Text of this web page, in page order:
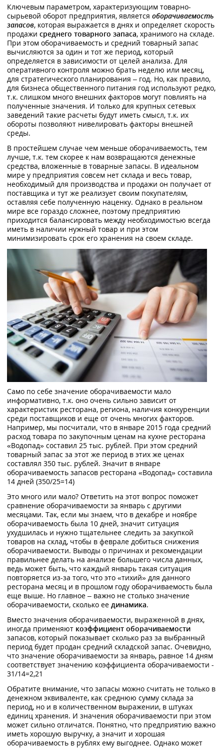
Ключевым параметром, характеризующим товарно-
сырьевой оборот предприятия, является оборачиваемость
запасов, которая выражается в днях и определяет скорость
продажи среднего товарного запаса, хранимого на складе.
При этом оборачиваемость и средний товарный запас
вычисляются за один и тот же период, который
определяется в зависимости от целей анализа. Для
оперативного контроля можно брать неделю или месяц,
для стратегического планирования – год. Но, как правило,
для бизнеса общественного питания год используют редко,
т.к. слишком много внешних факторов могут повлиять на
полученные значения. И только для крупных сетевых
заведений такие расчеты будут иметь смысл, т.к. их
обороты позволяют нивелировать факторы внешней
среды.
В простейшем случае чем меньше оборачиваемость, тем
лучше, т.к. тем скорее к нам возвращаются денежные
средства, вложенные в товарные запасы. В идеальном
мире у предприятия совсем нет склада и весь товар,
необходимый для производства и продажи он получает от
поставщика и тут же реализует своим покупателям,
оставляя себе полученную наценку. Однако в реальном
мире все гораздо сложнее, поэтому предприятию
приходится балансировать между необходимостью всегда
иметь в наличии нужный товар и при этом
минимизировать срок его хранения на своем складе.
Само по себе значение оборачиваемости мало
информативно, т.к. оно очень сильно зависит от
характеристик ресторана, региона, наличия конкуренции
среди поставщиков и еще от очень многих факторов.
Например, мы посчитали, что в январе 2015 года средний
расход товара по закупочным ценам на кухне ресторана
«Водопад» составил 25 тыс. рублей. При этом средний
товарный запас за этот же период в этих же ценах
составлял 350 тыс. рублей. Значит в январе
оборачиваемость запасов ресторана «Водопад» составила
14 дней (350/25=14)
Это много или мало? Ответить на этот вопрос поможет
сравнение оборачиваемости за январь с другими
месяцами. Так, если мы знаем, что в декабре и ноябре
оборачиваемость была 10 дней, значит ситуация
ухудшилась и нужно тщательнее следить за закупкой
товаров на склад, чтобы в феврале добиться снижения
оборачиваемости. Выводы о причинах и рекомендации
правильнее делать на анализе большего числа данных,
ведь может быть, что каждый январь такая ситуация
повторяется из-за того, что это «тихий» для данного
ресторана месяц и в прошлом году оборачиваемость была
еще выше. Но главное – важно не столько значение
оборачиваемости, сколько ее динамика.
Вместо значения оборачиваемости, выраженной в днях,
иногда применяют коэффициент оборачиваемости
запасов, который показывает сколько раз за выбранный
период будет продан средний складской запас. Очевидно,
что значение оборачиваемости за январь, равное 14 дням
соответствует значению коэффициента оборачиваемости -
31/14=2,21
Обратите внимание, что запасы можно считать не только в
денежном эквиваленте, как среднюю сумму склада за
период, но и в количественном выражении, в штуках
единиц хранения. И значения оборачиваемости при этом
может сильно отличатся. Понятно, что предприятию важно
иметь хорошую выручку, а значит и хорошая
оборачиваемость в рублях ему выгоднее. Однако может